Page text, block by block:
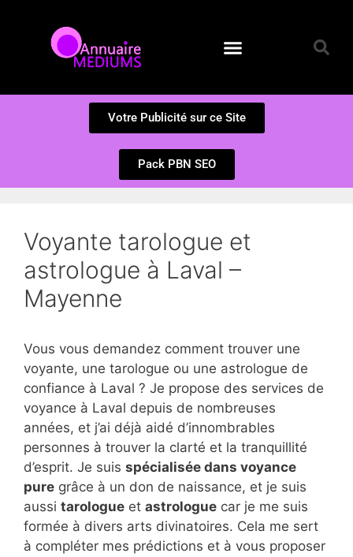
Votre Publicité sur ce Site
Pack PBN SEO
Voyante tarologue et
astrologue à Laval –
Mayenne
Vous vous demandez comment trouver une
voyante, une tarologue ou une astrologue de
confiance à Laval ? Je propose des services de
voyance à Laval depuis de nombreuses
années, et j’ai déjà aidé d’innombrables
personnes à trouver la clarté et la tranquillité
d’esprit. Je suis spécialisée dans voyance
pure grâce à un don de naissance, et je suis
aussi tarologue et astrologue car je me suis
formée à divers arts divinatoires. Cela me sert
à compléter mes prédictions et à vous proposer